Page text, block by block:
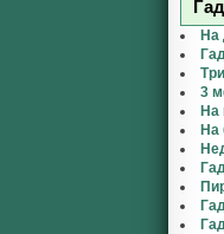
На
3
На
На